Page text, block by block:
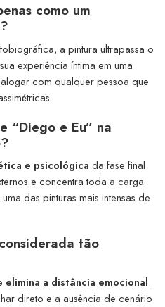
como um
a pintura ultrapassa o
experiência íntima em uma
com qualquer pessoa que
“Diego e Eu” na
e psicológica da fase final
e concentra toda a carga
das pinturas mais intensas de
tão
elimina a distância emocional.
direto e a ausência de cenário